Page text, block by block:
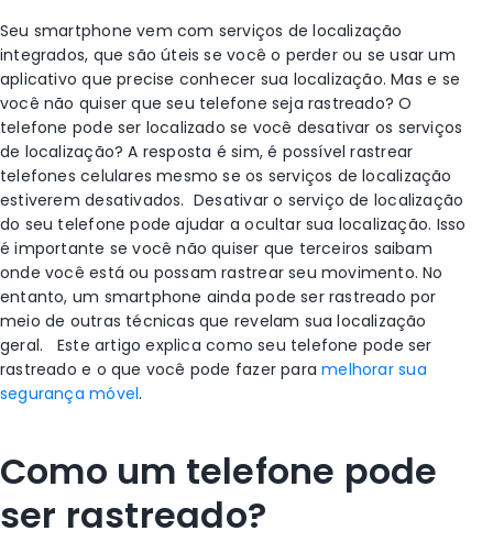
Seu smartphone vem com serviços de localização
integrados, que são úteis se você o perder ou se usar um
aplicativo que precise conhecer sua localização. Mas e se
você não quiser que seu telefone seja rastreado? O
telefone pode ser localizado se você desativar os serviços
de localização? A resposta é sim, é possível rastrear
telefones celulares mesmo se os serviços de localização
estiverem desativados. Desativar o serviço de localização
do seu telefone pode ajudar a ocultar sua localização. Isso
é importante se você não quiser que terceiros saibam
onde você está ou possam rastrear seu movimento. No
entanto, um smartphone ainda pode ser rastreado por
meio de outras técnicas que revelam sua localização
geral.
Este artigo explica como seu telefone pode ser
rastreado e o que você pode fazer paramelhorar sua
segurança móvel.
Como um telefone pode
ser rastreado?